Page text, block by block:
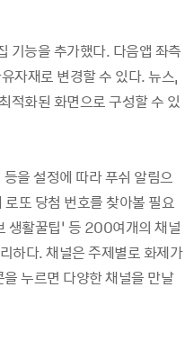
기능을 추가했다. 다음앱 좌측
자재로 변경할 수 있다. 뉴스,
적화된 화면으로 구성할 수 있
을 설정에 따라 푸쉬 알림으
또 당첨 번호를 찾아볼 필요
생활꿀팁’ 등 200여개의 채널
하다. 채널은 주제별로 화제가
누르면 다양한 채널을 만날